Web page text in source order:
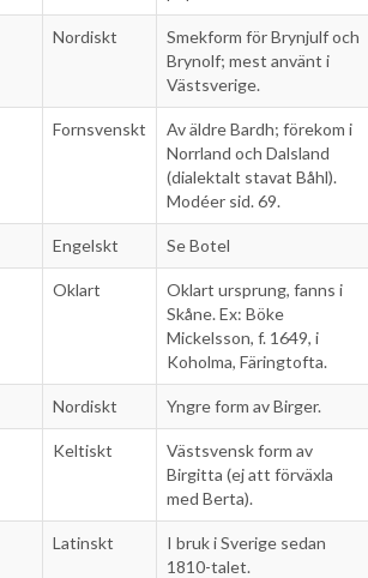
Nordiskt
Smekform för Brynjulf och
Brynolf; mest använt i
Västsverige.
Fornsvenskt
Av äldre Bardh; förekom i
Norrland och Dalsland
(dialektalt stavat Båhl).
Modéer sid. 69.
Engelskt Se Botel
Oklart
Oklart ursprung, fanns i
Skåne. Ex: Böke
Mickelsson, f. 1649, i
Koholma, Färingtofta.
Nordiskt Yngre form av Birger.
Keltiskt
Västsvensk form av
Birgitta (ej att förväxla
med Berta).
Latinskt
I bruk i Sverige sedan
1810-talet.